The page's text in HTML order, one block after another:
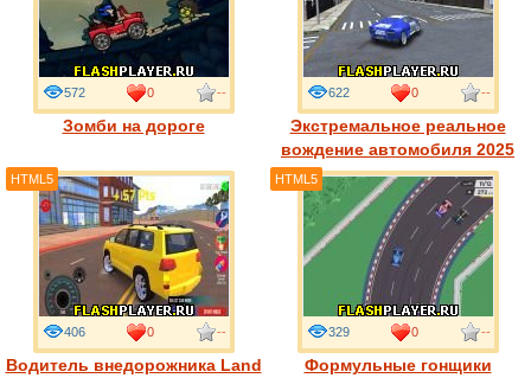
Зомби на дороге
572 0 --
Экстремальное реальное
вождение автомобиля 2025
622 0 --
Водитель внедорожника Land
406 0 --
HTML5
Формульные гонщики
329 0 --
HTML5